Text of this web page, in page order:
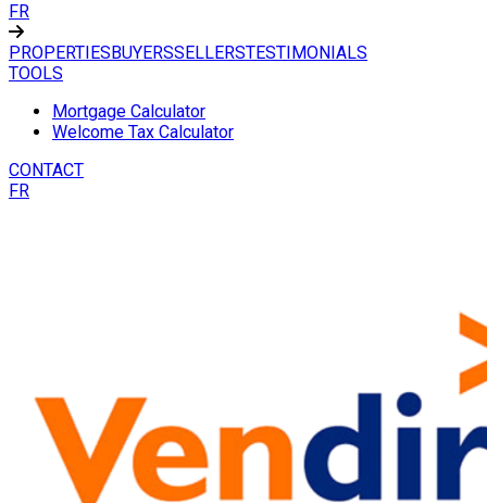
FR
PROPERTIESBUYERSSELLERSTESTIMONIALS
TOOLS
Mortgage Calculator
Welcome Tax Calculator
CONTACT
FR